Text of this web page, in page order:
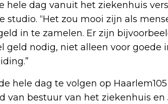
hele dag vanuit het ziekenhuis
studio. “Het zou mooi zijn als
in te zamelen. Er zijn
geld nodig, niet alleen voor
hele dag te volgen op
van bestuur van het ziekenhuis en